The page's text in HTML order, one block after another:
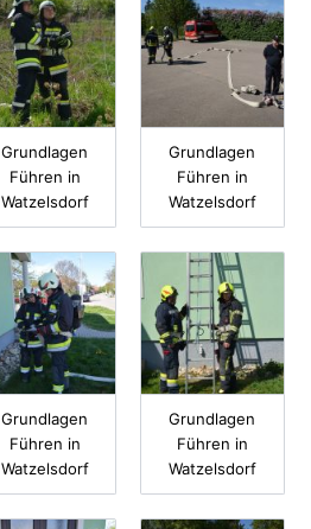
Grundlagen
Führen in
Watzelsdorf
Grundlagen
Führen in
Watzelsdorf
Grundlagen
Führen in
Watzelsdorf
Grundlagen
Führen in
Watzelsdorf